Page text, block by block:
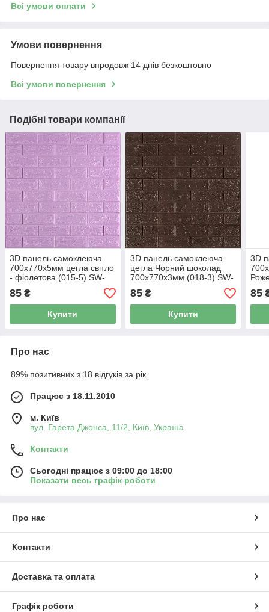
Всі умови оплати
Умови повернення
Повернення товару впродовж 14 днів безкоштовно
Всі умови повернення
Подібні товари компанії
3D панель самоклеюча
700х770х5мм цегла світло
- фіолетова (015-5) SW-
00000083
85 ₴
Купити
3D панель самоклеюча
цегла Чорний шоколад
700х770х3мм (018-3) SW-
00000543
85₴
Купити
3D
85
Про нас
89% позитивних з 18 відгуків за рік
Працює з 18.11.2010
м. Київ
вул. Гарета Джонса, 11/2, Київ, Україна
Контакти
Сьогодні працює з 09:00 до 18:00
Показати весь графік роботи
Про нас
Контакти
Доставка та оплата
Графік роботи